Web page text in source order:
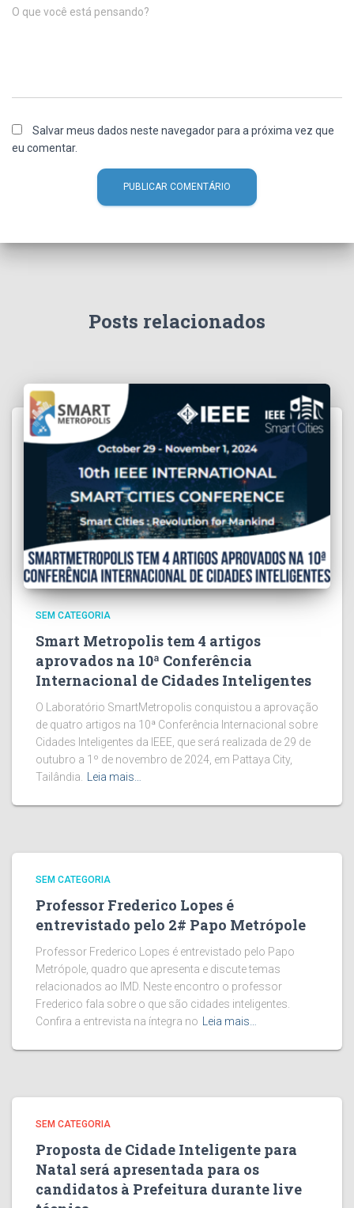
O que você está pensando?
Salvar meus dados neste navegador para a próxima vez que
eu comentar.
Posts relacionados
SEM CATEGORIA
Smart Metropolis tem 4 artigos
aprovados na 10ª Conferência
Internacional de Cidades Inteligentes
O Laboratório SmartMetropolis conquistou a aprovação
de quatro artigos na 10ª Conferência Internacional sobre
Cidades Inteligentes da IEEE, que será realizada de 29 de
outubro a 1º de novembro de 2024, em Pattaya City,
Tailândia.
Leia mais…
SEM CATEGORIA
Professor Frederico Lopes é
entrevistado pelo 2# Papo Metrópole
Professor Frederico Lopes é entrevistado pelo Papo
Metrópole, quadro que apresenta e discute temas
relacionados ao IMD. Neste encontro o professor
Frederico fala sobre o que são cidades inteligentes.
Confira a entrevista na íntegra no
Leia mais…
SEM CATEGORIA
Proposta de Cidade Inteligente para
Natal será apresentada para os
candidatos à Prefeitura durante live